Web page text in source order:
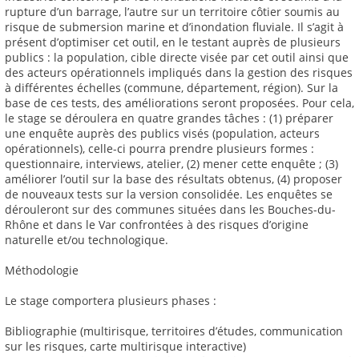
rupture d’un barrage, l’autre sur un territoire côtier soumis au
risque de submersion marine et d’inondation fluviale. Il s’agit à
présent d’optimiser cet outil, en le testant auprès de plusieurs
publics : la population, cible directe visée par cet outil ainsi que
des acteurs opérationnels impliqués dans la gestion des risques
à différentes échelles (commune, département, région). Sur la
base de ces tests, des améliorations seront proposées. Pour cela,
le stage se déroulera en quatre grandes tâches : (1) préparer
une enquête auprès des publics visés (population, acteurs
opérationnels), celle-ci pourra prendre plusieurs formes :
questionnaire, interviews, atelier, (2) mener cette enquête ; (3)
améliorer l’outil sur la base des résultats obtenus, (4) proposer
de nouveaux tests sur la version consolidée. Les enquêtes se
dérouleront sur des communes situées dans les Bouches-du-
Rhône et dans le Var confrontées à des risques d’origine
naturelle et/ou technologique.
Méthodologie
Le stage comportera plusieurs phases :
Bibliographie (multirisque, territoires d’études, communication
sur les risques, carte multirisque interactive)